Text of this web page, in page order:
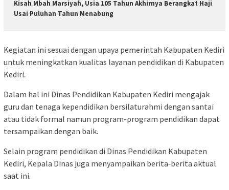
Kisah Mbah Marsiyah, Usia 105 Tahun Akhirnya Berangkat Haji
Usai Puluhan Tahun Menabung
Kegiatan ini sesuai dengan upaya pemerintah Kabupaten Kediri
untuk meningkatkan kualitas layanan pendidikan di Kabupaten
Kediri.
Dalam hal ini Dinas Pendidikan Kabupaten Kediri mengajak
guru dan tenaga kependidikan bersilaturahmi dengan santai
atau tidak formal namun program-program pendidikan dapat
tersampaikan dengan baik.
Selain program pendidikan di Dinas Pendidikan Kabupaten
Kediri, Kepala Dinas juga menyampaikan berita‐berita aktual
saat ini.